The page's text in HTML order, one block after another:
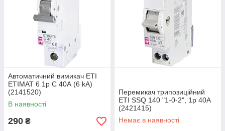
Автоматичний вимикач ETI
ETIMAT 6 1p С 40А (6 kA)
(2141520)
В наявності
290 ₴
Перемикач трипозиційний
ETI SSQ 140 "1-0-2", 1p 40A
(2421415)
Немає в наявності